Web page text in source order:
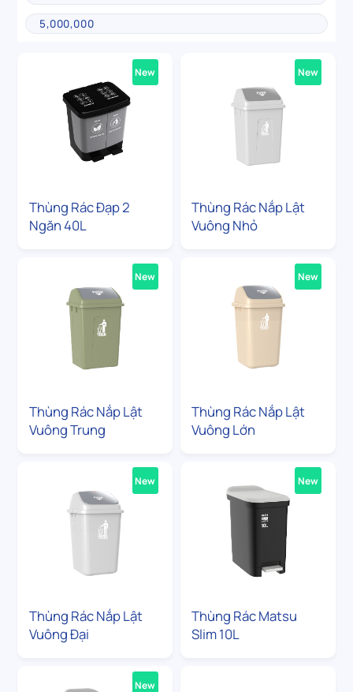
Thùng Rác Đạp 2
Ngăn 40L
New
Thùng Rác Nắp Lật
Vuông Nhỏ
New
Thùng Rác Nắp Lật
Vuông Trung
New
Thùng Rác Nắp Lật
Vuông Lớn
New
Thùng Rác Nắp Lật
Vuông Đại
New
Thùng Rác Matsu
Slim 10L
New
New